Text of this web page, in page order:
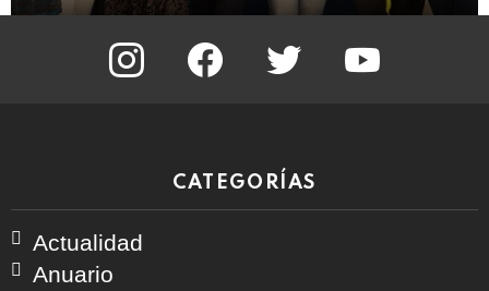
instagram facebook twitter
CATEGORÍAS
Actualidad
Anuario